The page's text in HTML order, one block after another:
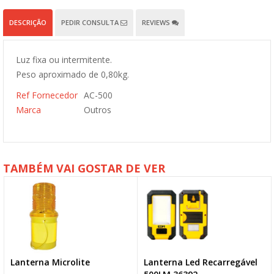
DESCRIÇÃO PEDIR CONSULTA REVIEWS
Luz fixa ou intermitente.
Peso aproximado de 0,80kg.
Ref Fornecedor AC-500
Marca
Outros
TAMBÉM VAI GOSTAR DE VER
Lanterna Microlite
Lanterna Led Recarregável